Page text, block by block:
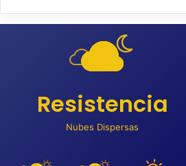
Resistencia
Nubes Dispersas